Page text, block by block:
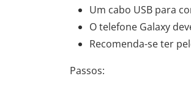
Um cabo USB para
O telefone Galaxy
Recomenda-se ter
Passos: